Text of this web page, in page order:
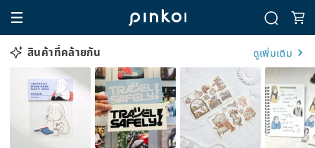
สินค้าที่คล้ายกัน ดูเพิ่มเติม